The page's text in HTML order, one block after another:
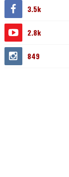
3.5k
2.8k
849